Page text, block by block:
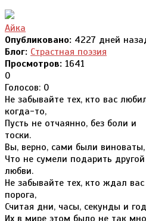
Айка
Опубликовано: 4227 дней
Блог: Страстная поэзия
Просмотров: 1641
0
Голосов: 0
Не забывайте тех, кто вас
когда-то,
Пусть не отчаянно, без боли и
тоски.
Вы, верно, сами были виноваты,
Что не сумели подарить другой
любви.
Не забывайте тех, кто ждал
порога,
Считая дни, часы, секунды и
Их в мире этом было не так